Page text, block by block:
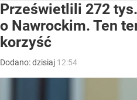
Prześwietlili 272
o Nawrockim. Ten
korzyść
Dodano:dzisiaj 12:54